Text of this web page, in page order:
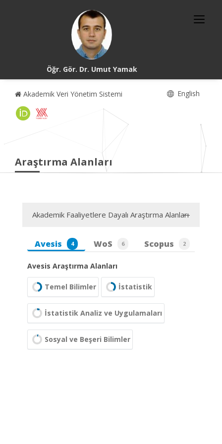
Öğr. Gör. Dr. Umut Yamak
Akademik Veri Yönetim Sistemi English
Araştırma Alanları
Akademik Faaliyetlere Dayalı Araştırma Alanları
Avesis 4 WoS 6 Scopus 2
Avesis Araştırma Alanları
Temel Bilimler İstatistik
İstatistik Analiz ve Uygulamaları
Sosyal ve Beşeri Bilimler